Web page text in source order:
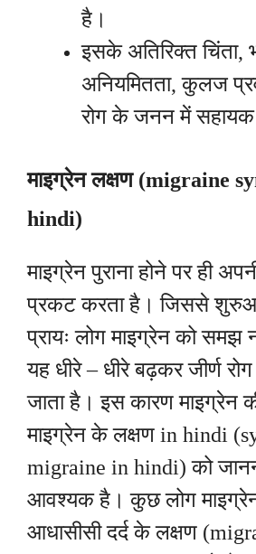
है।
इसके अतिरिक्त चिंता,
अनियमितता, कुलज
रोग के जनन में
माइग्रेन लक्षण (migraine
hindi)
माइग्रेन पुराना होने पर ही
प्रकट करता है। जिससे
प्रायः लोग माइग्रेन को समझ
यह धीरे – धीरे बढ़कर जीर्ण
जाता है। इस कारण माइग्रेन
माइग्रेन के लक्षण in hindi
migraine in hindi) को
आवश्यक है। कुछ लोग
आधासीसी दर्द के लक्षण